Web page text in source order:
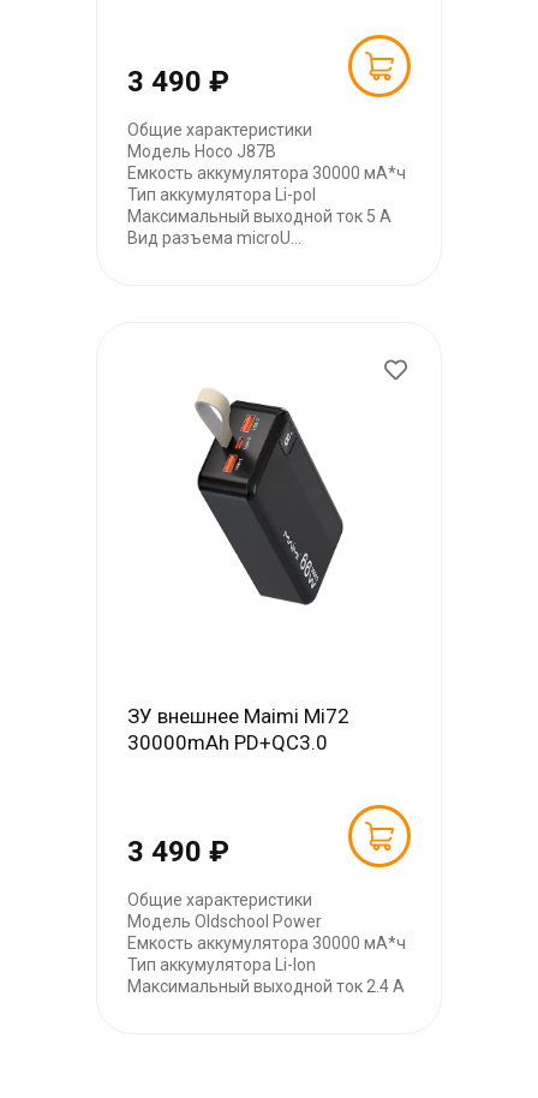
3 490 ₽
Общие характеристики
Модель Hoco J87B
Емкость аккумулятора 30000 мА*ч
Тип аккумулятора Li-pol
Максимальный выходной ток 5 А
Вид разъема microU...
ЗУ внешнее Maimi Mi72
30000mAh PD+QC3.0
3 490 ₽
Общие характеристики
Модель Oldschool Power
Емкость аккумулятора 30000 мА*ч
Тип аккумулятора Li-Ion
Максимальный выходной ток 2.4 А